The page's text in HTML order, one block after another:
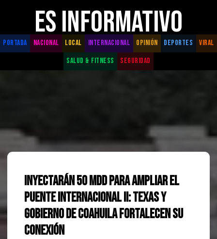
ES INFORMATIVO
PORTADA NACIONAL LOCAL INTERNACIONAL OPINIÓN DEPORTES
VIRAL
SALUD & FITNESS
SEGURIDAD
Inyectarán 50 mdd para ampliar el
Puente Internacional II: Texas y
Gobierno de Coahuila fortalecen su
conexión